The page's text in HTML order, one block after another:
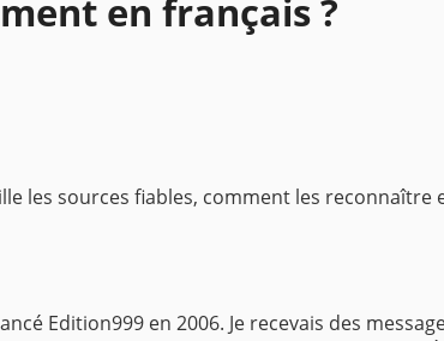
en français ?
les sources fiables, comment les
Edition999 en 2006. Je recevais des